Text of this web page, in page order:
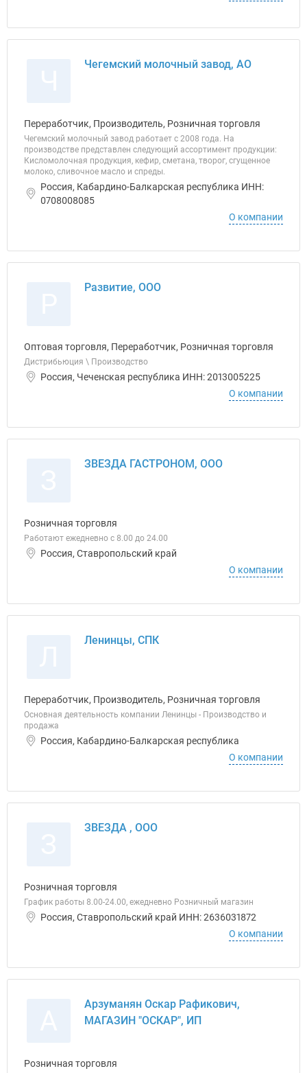
Чегемский молочный завод, АО
Переработчик, Производитель, Розничная торговля
Чегемский молочный завод работает с 2008 года. На
производстве представлен следующий ассортимент продукции:
Кисломолочная продукция, кефир, сметана, творог, сгущенное
молоко, сливочное масло и спреды.
Россия, Кабардино-Балкарская республика ИНН:
0708008085
О компании
Развитие, ООО
Оптовая торговля, Переработчик, Розничная торговля
Дистрибьюция \ Производство
Россия, Чеченская республика ИНН: 2013005225
О компании
ЗВЕЗДА ГАСТРОНОМ, ООО
Розничная торговля
Работают ежедневно с 8.00 до 24.00
Россия, Ставропольский край
О компании
Ленинцы, СПК
Переработчик, Производитель, Розничная торговля
Основная деятельность компании Ленинцы - Производство и
продажа
Россия, Кабардино-Балкарская республика
О компании
ЗВЕЗДА , ООО
Розничная торговля
График работы 8.00-24.00, ежедневно Розничный магазин
Россия, Ставропольский край ИНН: 2636031872
О компании
Арзуманян Оскар Рафикович,
МАГАЗИН "ОСКАР", ИП
Розничная торговля